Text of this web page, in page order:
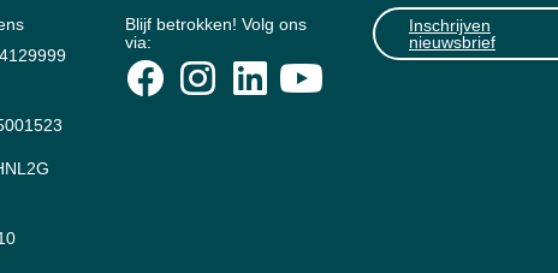
Blijf betrokken! Volg ons
via:
Inschrijven
nieuwsbrief